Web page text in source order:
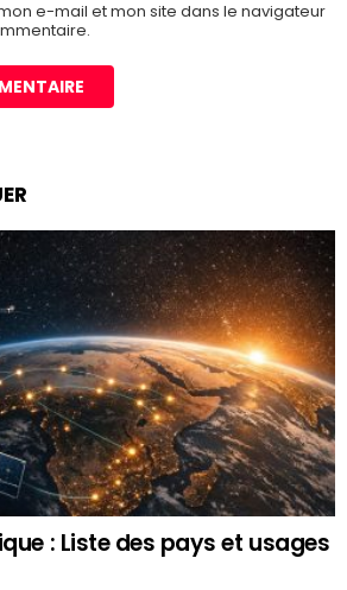
e-mail et mon site dans le navigateur
: Liste des pays et usages